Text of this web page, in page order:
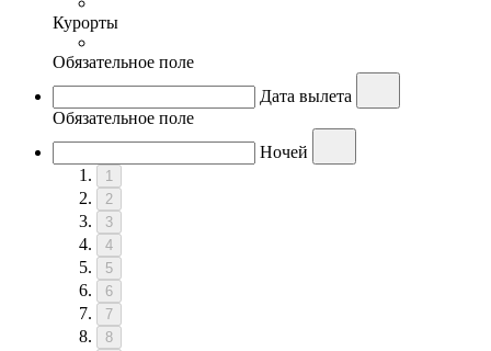
Курорты
Обязательное поле
Дата вылета
Обязательное поле
Ночей
1
2
3
4
5
6
7
8